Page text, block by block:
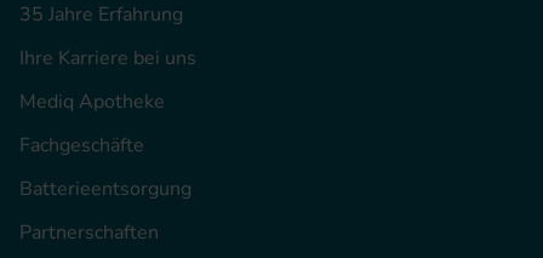
35 Jahre Erfahrung
Ihre Karriere bei uns
Mediq Apotheke
Fachgeschäfte
Batterieentsorgung
Partnerschaften